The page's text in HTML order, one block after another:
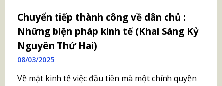
Chuyển tiếp thành công về dân chủ :
Những biện pháp kinh tế (Khai Sáng Kỷ
Nguyên Thứ Hai)
08/03/2025
Về mặt kinh tế việc đầu tiên mà một chính quyền